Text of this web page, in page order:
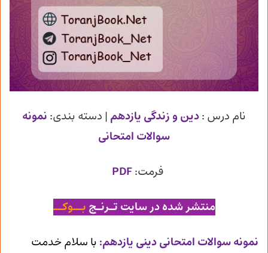
نام درس :دین و زندگی یازدهم | دسته بندی: نمونه
سوالات امتحانی
فرمت:PDF
منتشر شده در سایت تـرنـج بــوکــ
نمونه سوالات امتحانی دینی یازدهم: با سلام خدمت